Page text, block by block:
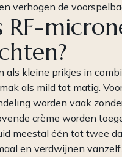
verhogen de
RF-
als kleine prikjes in
als mild tot matig.
worden vaak
crème worden
meestal één tot twee
en verdwijnen